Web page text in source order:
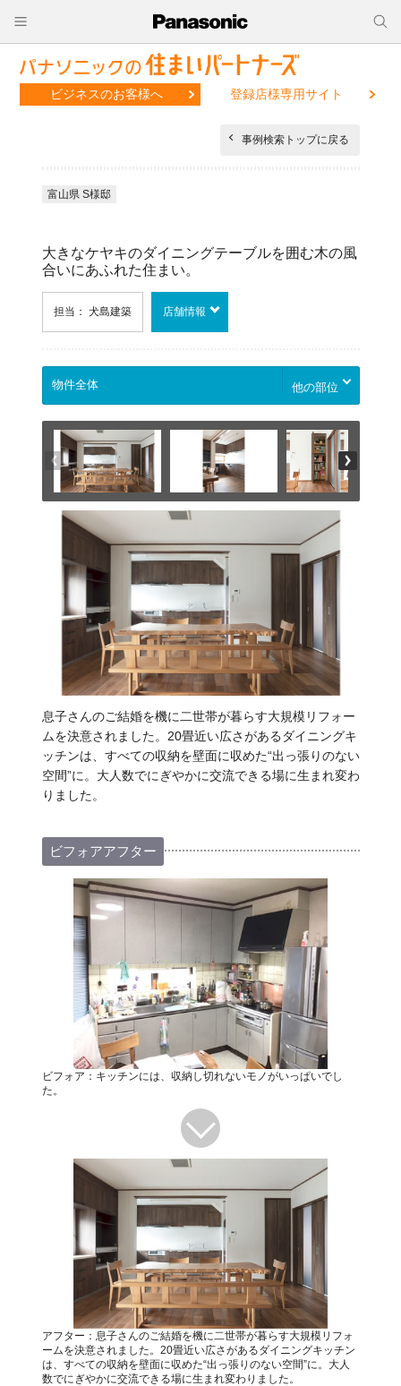
ビジネスのお客様へ 登録店様専用サイト
事例検索トップに戻る
富山県 S様邸
大きなケヤキのダイニングテーブルを囲む木の風
合いにあふれた住まい。
担当： 犬島建築 店舗情報
他の部位
息子さんのご結婚を機に二世帯が暮らす大規模リフォー
ムを決意されました。20畳近い広さがあるダイニングキ
ッチンは、すべての収納を壁面に収めた“出っ張りのない
空間”に。大人数でにぎやかに交流できる場に生まれ変わ
りました。
ビフォアアフター
ビフォア：キッチンには、収納し切れないモノがいっぱいでし
た。
アフター：息子さんのご結婚を機に二世帯が暮らす大規模リフォ
ームを決意されました。20畳近い広さがあるダイニングキッチン
は、すべての収納を壁面に収めた“出っ張りのない空間”に。大人
数でにぎやかに交流できる場に生まれ変わりました。